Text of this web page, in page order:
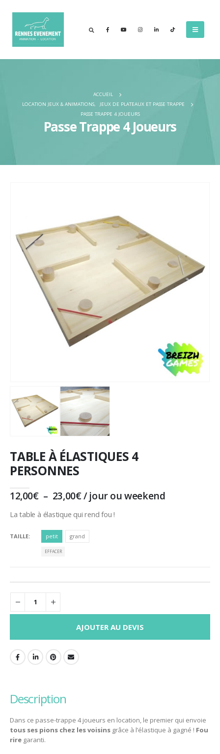
ACCUEIL
LOCATION JEUX & ANIMATIONS,
JEUX DE PLATEAUX ET PASSE TRAPPE
PASSE TRAPPE 4 JOUEURS
Passe Trappe 4 Joueurs
TABLE À ÉLASTIQUES 4
PERSONNES
12,00€ – 23,00€Plage
de
prix :
à
23,00€
/ jour ou weekend
La table à élastique qui rend fou !
TAILLE petit grand
EFFACER
AJOUTER AU DEVIS
description
Dans ce passe-trappe 4 joueurs en location, le premier qui envoie
tous ses pions chez les voisins grâce à l’élastique à gagné ! Fou
rire garanti.